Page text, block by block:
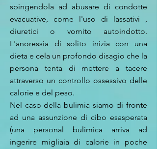
spingendola ad abusare di condotte
evacuative, come l'uso di lassativi ,
diuretici o vomito autoindotto.
L'anoressia di solito inizia con una
dieta e cela un profondo disagio che la
persona tenta di mettere a tacere
attraverso un controllo ossessivo delle
calorie e del peso.
Nel caso della bulimia siamo di fronte
ad una assunzione di cibo esasperata
(una personal bulimica arriva ad
ingerire migliaia di calorie in poche